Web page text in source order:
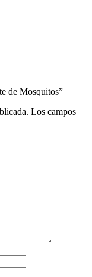
de Mosquitos”
Los campos